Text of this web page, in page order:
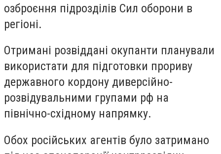
озброєння підрозділів Сил оборони в
регіоні.
Отримані розвіддані окупанти планували
використати для підготовки прориву
державного кордону диверсійно-
розвідувальними групами рф на
північно-східному напрямку.
Обох російських агентів було затримано